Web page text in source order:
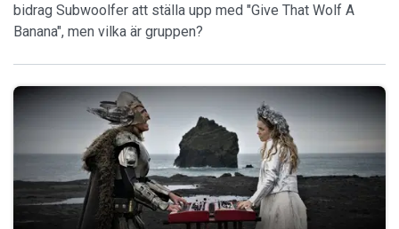
bidrag Subwoolfer att ställa upp med "Give That Wolf A
Banana", men vilka är gruppen?